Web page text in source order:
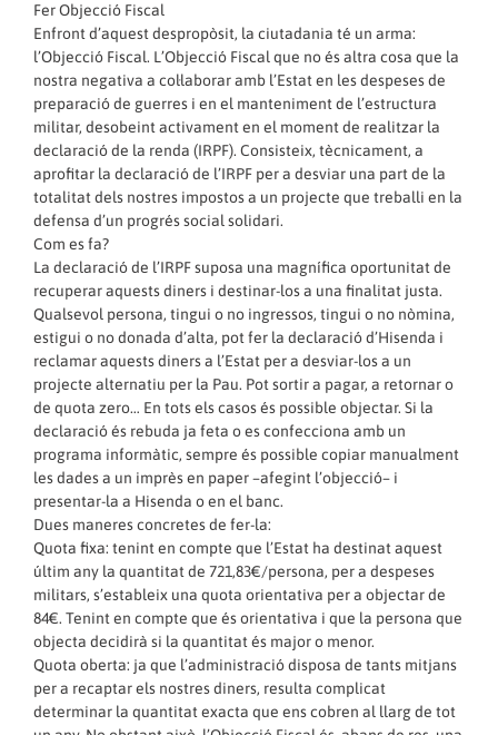
Fer Objecció Fiscal
Enfront d’aquest despropòsit, la ciutadania té un arma:
l’Objecció Fiscal. L’Objecció Fiscal que no és altra cosa que la
nostra negativa a col·laborar amb l’Estat en les despeses de
preparació de guerres i en el manteniment de l’estructura
militar, desobeint activament en el moment de realitzar la
declaració de la renda (IRPF). Consisteix, tècnicament, a
aprofitar la declaració de l’IRPF per a desviar una part de la
totalitat dels nostres impostos a un projecte que treballi en la
defensa d’un progrés social solidari.
Com es fa?
La declaració de l’IRPF suposa una magnífica oportunitat de
recuperar aquests diners i destinar-los a una finalitat justa.
Qualsevol persona, tingui o no ingressos, tingui o no nòmina,
estigui o no donada d’alta, pot fer la declaració d’Hisenda i
reclamar aquests diners a l’Estat per a desviar-los a un
projecte alternatiu per la Pau. Pot sortir a pagar, a retornar o
de quota zero… En tots els casos és possible objectar. Si la
declaració és rebuda ja feta o es confecciona amb un
programa informàtic, sempre és possible copiar manualment
les dades a un imprès en paper –afegint l’objecció– i
presentar-la a Hisenda o en el banc.
Dues maneres concretes de fer-la:
Quota fixa: tenint en compte que l’Estat ha destinat aquest
últim any la quantitat de 721,83€/persona, per a despeses
militars, s’estableix una quota orientativa per a objectar de
84€. Tenint en compte que és orientativa i que la persona que
objecta decidirà si la quantitat és major o menor.
Quota oberta: ja que l’administració disposa de tants mitjans
per a recaptar els nostres diners, resulta complicat
determinar la quantitat exacta que ens cobren al llarg de tot